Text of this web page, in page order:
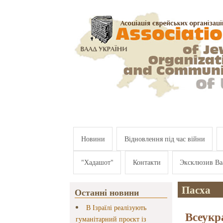
Новини Відновлення під час війни
"Хадашот" Контакти Эксклюзив
Останні новини
В Ізраїлі реалізують
гуманітарний проєкт із
Пасха